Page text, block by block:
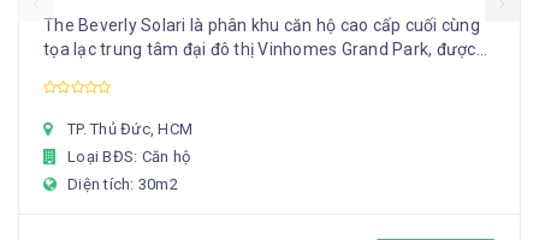
The Beverly Solari là phân khu căn hộ cao cấp cuối cùng
tọa lạc trung tâm đại đô thị Vinhomes Grand Park, được
TP. Thủ Đức, HCM
Loại BĐS: Căn hộ
Diện tích: 30m2